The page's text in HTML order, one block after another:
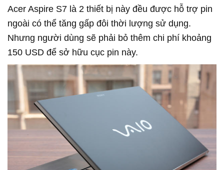
Acer Aspire S7 là 2 thiết bị này đều được hỗ trợ pin
ngoài có thể tăng gấp đôi thời lượng sử dụng.
Nhưng người dùng sẽ phải bỏ thêm chi phí khoảng
150 USD để sở hữu cục pin này.